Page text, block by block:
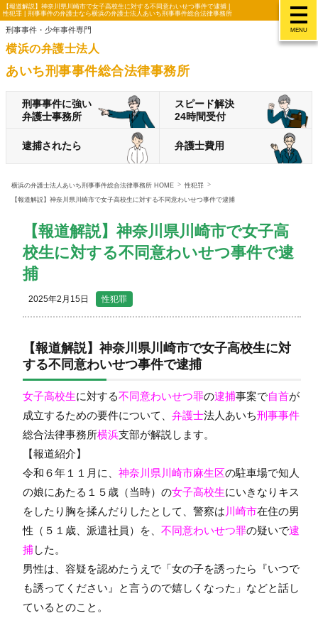
MENU
【報道解説】神奈川県川崎市で女子高校生に対する不同意わいせつ事件で逮捕 |
性犯罪 | 刑事事件の弁護士なら横浜の弁護士法人あいち刑事事件総合法律事務所
刑事事件・少年事件専門
横浜の弁護士法人
あいち刑事事件総合法律事務所
刑事事件に強い
弁護士事務所
スピード解決
24時間受付
逮捕されたら 弁護士費用
横浜の弁護士法人あいち刑事事件総合法律事務所 HOME
性犯罪
【報道解説】神奈川県川崎市で女子高校生に対する不同意わいせつ事件で逮捕
【報道解説】神奈川県川崎市で女子高
校生に対する不同意わいせつ事件で逮
捕
2025年2月15日 性犯罪
【報道解説】神奈川県川崎市で女子高校生に対
する不同意わいせつ事件で逮捕
女子高校生に対する不同意わいせつ罪の逮捕事案で自首が
成立するための要件について、 弁護士法人あいち刑事事件
総合法律事務所横浜支部が解説します。
【報道紹介】
令和６年１１月に、 神奈川県川崎市麻生区の駐車場で知人
の娘にあたる１５歳（当時）の女子高校生にいきなりキス
をしたり胸を揉んだりしたとして、警察は 川崎市在住の男
性（５１歳、派遣社員）を、 不同意わいせつ罪の疑いで逮
捕した。
男性は、容疑を認めたうえで「女の子を誘ったら『いつで
も誘ってください』と言うので嬉しくなった」などと話し
ているとのこと。